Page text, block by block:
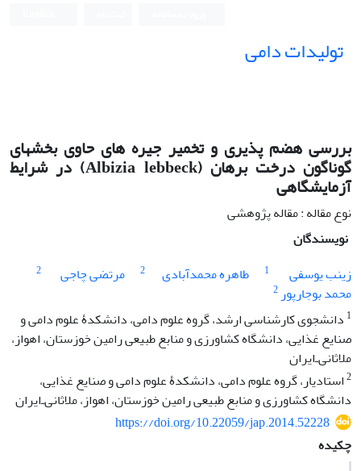
تولیدات دامی
بررسی هضم‏ پذیری و تخمیر جیره‏ های حاوی بخش‏های
گوناگون درخت برهان (Albizia lebbeck) در شرایط
آزمایشگاهی
نوع مقاله : مقاله پژوهشی
نویسندگان
زینب یوسفی
1 طاهره محمدآبادی 2 مرتضی چاجی 2
محمد بوجارپور2
1 دانشجوی کارشناسی ارشد، گروه علوم دامی، دانشکدۀ علوم دامی و
صنایع غذایی، دانشگاه کشاورزی و منابع طبیعی رامین خوزستان، اهواز،
ملاثانی‌ـ‌ایران
2استادیار، گروه علوم دامی، دانشکدۀ علوم دامی و صنایع غذایی،
دانشگاه کشاورزی و منابع طبیعی رامین خوزستان، اهواز، ملاثانی‌ـ‌ایران
https://doi.org/10.22059/jap.2014.52228
چکیده